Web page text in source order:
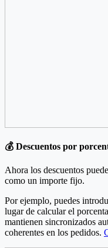
💰 Descuentos por
Ahora los descuentos
como un importe fijo.
Por ejemplo, puedes
lugar de calcular el
mantienen sincronizados
coherentes en los pedidos.